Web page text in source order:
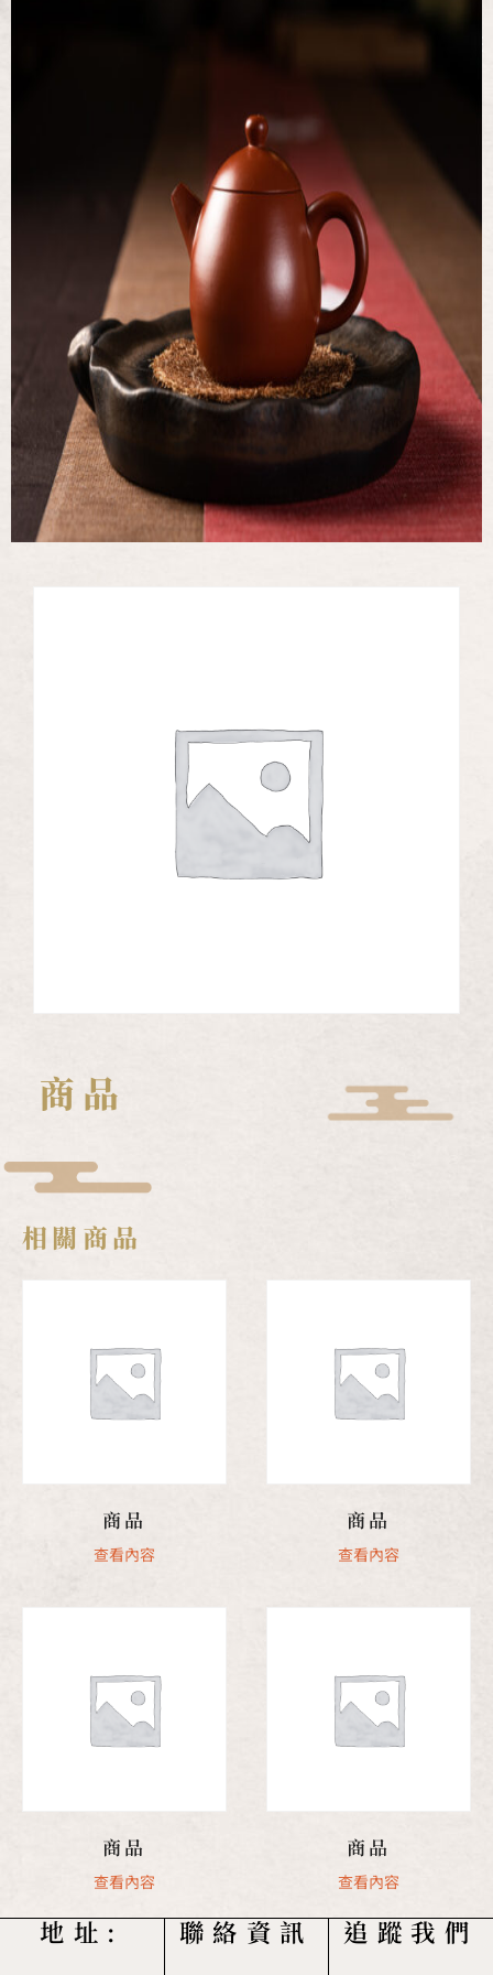
商品
相關商品
商品
查看內容
商品
查看內容
商品
查看內容
商品
查看內容
地址: 聯絡資訊 追蹤我們